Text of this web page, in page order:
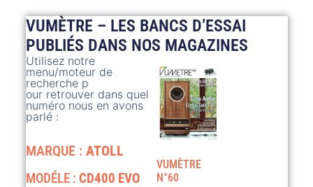
VUMÈTRE – LES BANCS D’ESSAI
PUBLIÉS DANS NOS MAGAZINES
Utilisez notre
menu/moteur de
recherche p
our retrouver dans quel
numéro nous en avons
parlé :
MARQUE : ATOLL
MODÉLE : CD400 EVO
VUMÈTRE
N°60